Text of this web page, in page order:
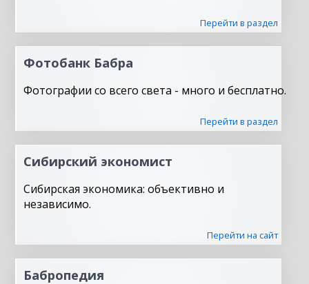
Перейти в раздел
Фотобанк Бабра
Фотографии со всего света - много и бесплатно.
Перейти в раздел
Сибирский экономист
Сибирская экономика: объективно и
независимо.
Перейти на сайт
Бабропедия